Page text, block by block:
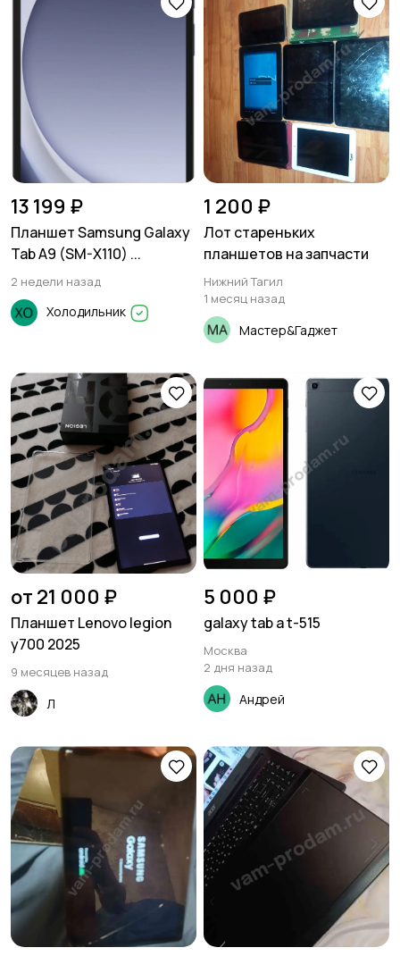
13 199 ₽
Планшет Samsung Galaxy
Tab A9 (SM-X110) ...
2 недели назад
Холодильник
1 200 ₽
Лот стареньких
планшетов на запчасти
Нижний Тагил
1 месяц назад
Мастер&Гаджет
от 21 000 ₽
Планшет Lenovo legion
y700 2025
9 месяцев назад
Л
5 000 ₽
galaxy tab a t-515
Москва
2 дня назад
Андрей